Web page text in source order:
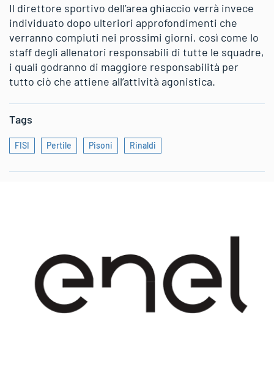
Il direttore sportivo dell’area ghiaccio verrà invece
individuato dopo ulteriori approfondimenti che
verranno compiuti nei prossimi giorni, così come lo
staff degli allenatori responsabili di tutte le squadre,
i quali godranno di maggiore responsabilità per
tutto ciò che attiene all’attività agonistica.
Tags
FISI Pertile Pisoni Rinaldi